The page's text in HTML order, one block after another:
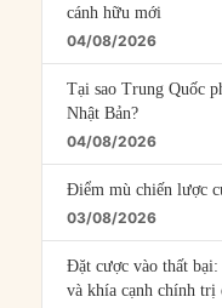
cánh hữu mới
04/08/2026
Tại sao Trung Quốc
Nhật Bản?
04/08/2026
Điểm mù chiến lược
03/08/2026
Đặt cược vào thất
và khía cạnh chính trị